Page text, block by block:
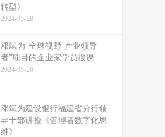
转型》
2024-05-28
邓斌为“全球视野·产业领导
者”项目的企业家学员授课
2024-05-26
邓斌为建设银行福建省分行领
导干部讲授《管理者数字化思
维》